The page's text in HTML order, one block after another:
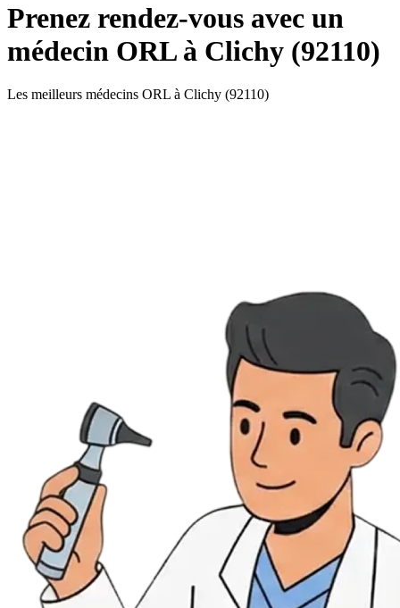
Prenez rendez-vous avec un
médecin ORL à Clichy (92110)
Les meilleurs médecins ORL à Clichy (92110)